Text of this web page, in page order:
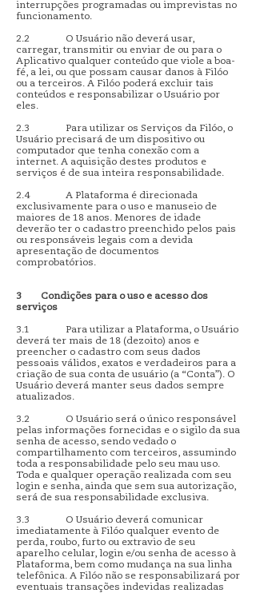
interrupções programadas ou imprevistas no
funcionamento.
2.2 O Usuário não deverá usar,
carregar, transmitir ou enviar de ou para o
Aplicativo qualquer conteúdo que viole a boa-
fé, a lei, ou que possam causar danos à Filóo
ou a terceiros. A Filóo poderá excluir tais
conteúdos e responsabilizar o Usuário por
eles.
2.3 Para utilizar os Serviços da Filóo, o
Usuário precisará de um dispositivo ou
computador que tenha conexão com a
internet. A aquisição destes produtos e
serviços é de sua inteira responsabilidade.
2.4 A Plataforma é direcionada
exclusivamente para o uso e manuseio de
maiores de 18 anos. Menores de idade
deverão ter o cadastro preenchido pelos pais
ou responsáveis legais com a devida
apresentação de documentos
comprobatórios.
3
Condições para o uso e acesso dos
serviços
3.1 Para utilizar a Plataforma, o Usuário
deverá ter mais de 18 (dezoito) anos e
preencher o cadastro com seus dados
pessoais válidos, exatos e verdadeiros para a
criação de sua conta de usuário (a “Conta”). O
Usuário deverá manter seus dados sempre
atualizados.
3.2 O Usuário será o único responsável
pelas informações fornecidas e o sigilo da sua
senha de acesso, sendo vedado o
compartilhamento com terceiros, assumindo
toda a responsabilidade pelo seu mau uso.
Toda e qualquer operação realizada com seu
login e senha, ainda que sem sua autorização,
será de sua responsabilidade exclusiva.
3.3 O Usuário deverá comunicar
imediatamente à Filóo qualquer evento de
perda, roubo, furto ou extravio de seu
aparelho celular, login e/ou senha de acesso à
Plataforma, bem como mudança na sua linha
telefônica. A Filóo não se responsabilizará por
eventuais transações indevidas realizadas